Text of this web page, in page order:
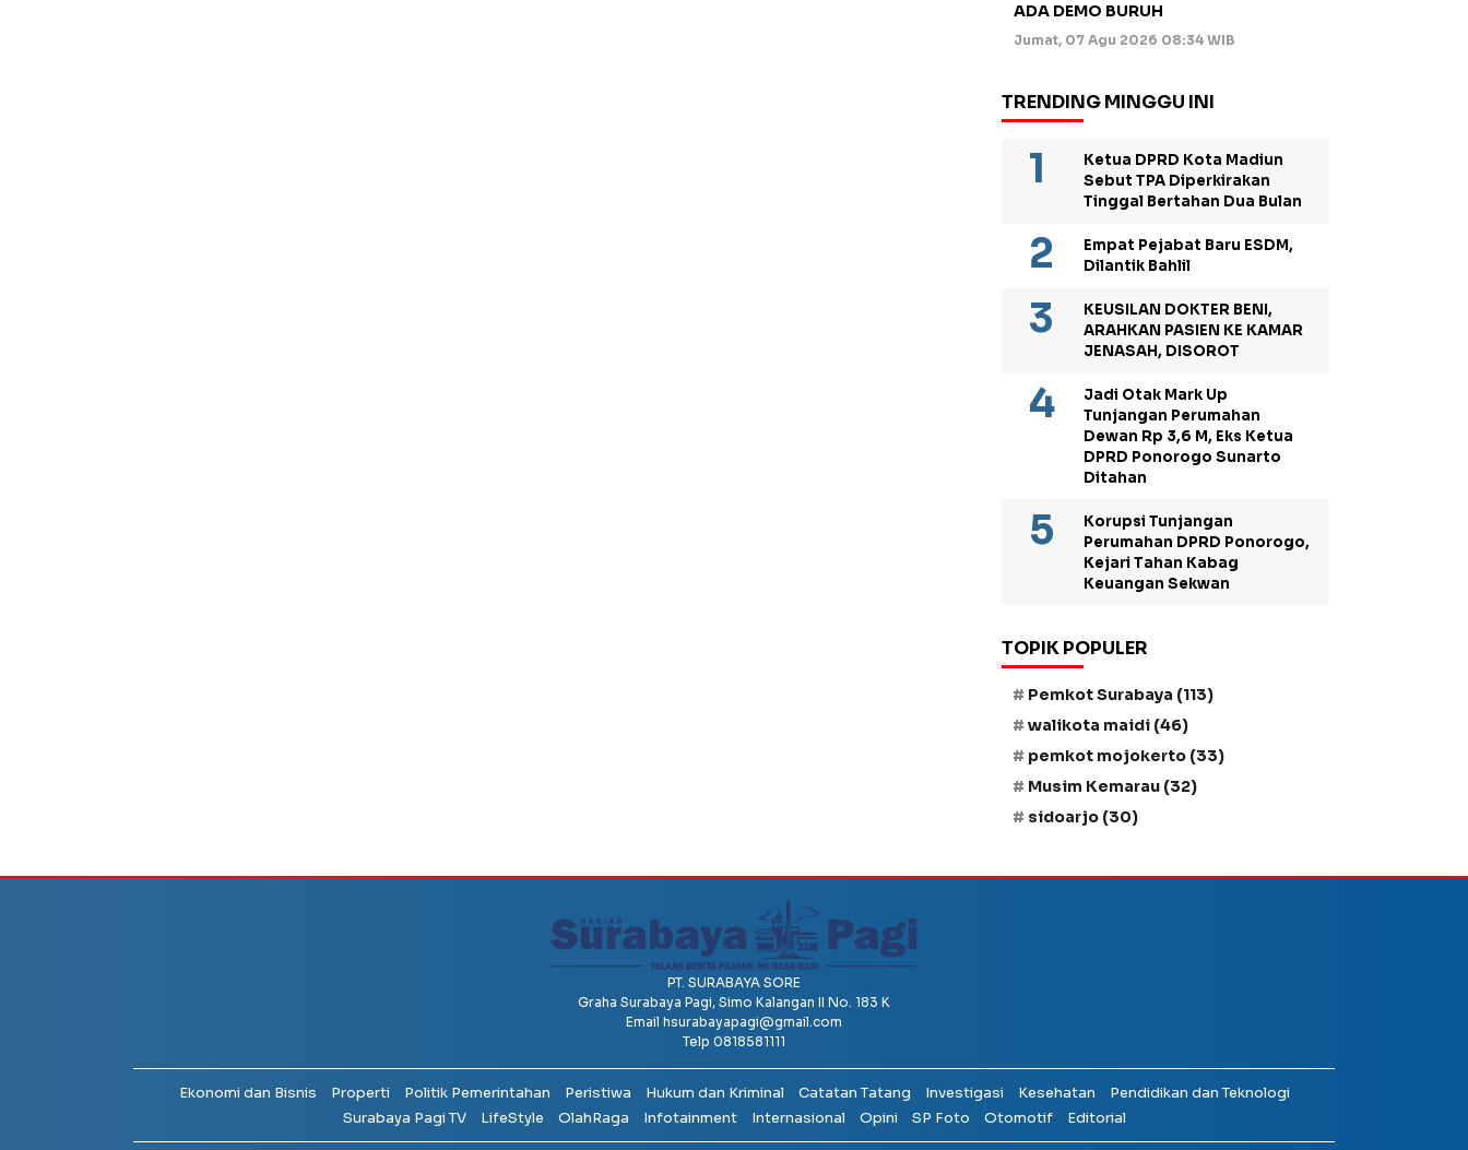
ADA DEMO BURUH
Jumat, 07 Agu 2026 08:34 WIB
TRENDING MINGGU INI
Ketua DPRD Kota Madiun
Sebut TPA Diperkirakan
Tinggal Bertahan Dua Bulan
Empat Pejabat Baru ESDM,
Dilantik Bahlil
KEUSILAN DOKTER BENI,
ARAHKAN PASIEN KE KAMAR
JENASAH, DISOROT
Jadi Otak Mark Up
Tunjangan Perumahan
Dewan Rp 3,6 M, Eks Ketua
DPRD Ponorogo Sunarto
Ditahan
Korupsi Tunjangan
Perumahan DPRD Ponorogo,
Kejari Tahan Kabag
Keuangan Sekwan
TOPIK POPULER
Pemkot Surabaya (113)
walikota maidi (46)
pemkot mojokerto (33)
Musim Kemarau (32)
sidoarjo (30)
PT. SURABAYA SORE
Graha Surabaya Pagi, Simo Kalangan II No. 183 K
Email hsurabayapagi@gmail.com
Telp 0818581111
Ekonomi dan Bisnis Properti Politik Pemerintahan Peristiwa Hukum dan Kriminal Catatan Tatang Investigasi Kesehatan
Pendidikan dan Teknologi
Surabaya Pagi TV
LifeStyle OlahRaga Infotainment Internasional Opini SP Foto Otomotif Editorial